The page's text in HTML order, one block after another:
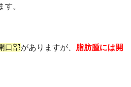
。
口部がありますが、 脂肪腫には開